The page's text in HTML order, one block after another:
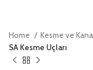
Home Kesme ve
SA Kesme Uçları